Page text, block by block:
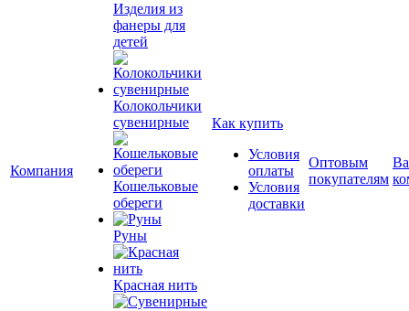
Компания
Изделия из
фанеры для
детей
Колокольчики
сувенирные
Кошельковые
обереги
Руны
Красная нить
Как купить
Условия
оплаты
Условия
доставки
Оптовым
покупателям